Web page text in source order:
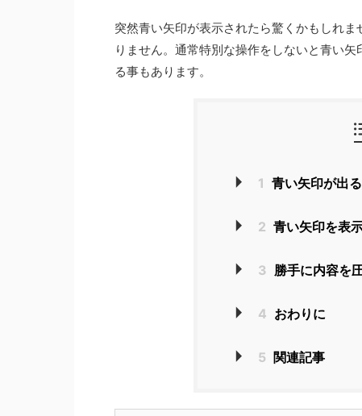
突然青い矢印が表示されたら驚くかもしれ
りません。通常特別な操作をしないと青い
る事もあります。
1 青い矢印が出
2 青い矢印を表
3 勝手に内容を
4 おわりに
5 関連記事